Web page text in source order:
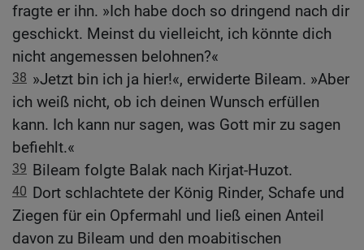
fragte er ihn. »Ich habe doch so dringend nach dir
geschickt. Meinst du vielleicht, ich könnte dich
nicht angemessen belohnen?«
38 »Jetzt bin ich ja hier!«, erwiderte Bileam. »Aber
ich weiß nicht, ob ich deinen Wunsch erfüllen
kann. Ich kann nur sagen, was Gott mir zu sagen
befiehlt.«
39 Bileam folgte Balak nach Kirjat-Huzot.
40 Dort schlachtete der König Rinder, Schafe und
Ziegen für ein Opfermahl und ließ einen Anteil
davon zu Bileam und den moabitischen